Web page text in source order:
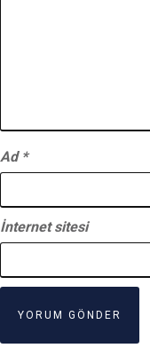
Ad *
İnternet sitesi